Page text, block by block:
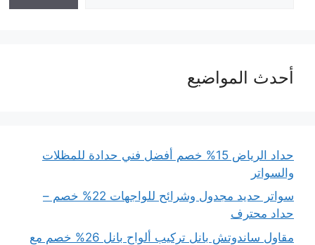
أحدث المواضيع
حداد الرياض 15% خصم أفضل فني حدادة للمظلات
والسواتر
سواتر حديد مجدول وشرائح للواجهات 22% خصم –
حداد محترف
مقاول ساندوتش بانل تركيب ألواح بانل 26% خصم مع